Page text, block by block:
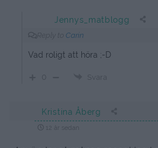
Jennys_matblogg
Carin
Vad roligt att höra ;-D
Svara
Kristina Åberg
12 år sedan